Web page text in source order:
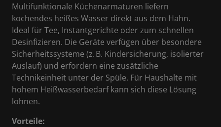
Multifunktionale Küchenarmaturen liefern
kochendes heißes Wasser direkt aus dem Hahn.
Ideal für Tee, Instantgerichte oder zum schnellen
Desinfizieren. Die Geräte verfügen über besondere
Sicherheitssysteme (z. B. Kindersicherung, isolierter
Auslauf) und erfordern eine zusätzliche
Technikeinheit unter der Spüle. Für Haushalte mit
hohem Heißwasserbedarf kann sich diese Lösung
lohnen.
Vorteile: